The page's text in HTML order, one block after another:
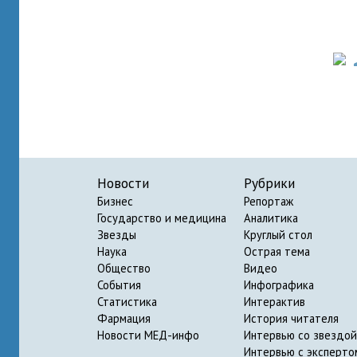
Новости
Бизнес
Государство и медицина
Звезды
Наука
Общество
События
Статистика
Фармация
Новости МЕД-инфо
Рубрики
Репортаж
Аналитика
Круглый стол
Острая тема
Видео
Инфографика
Интерактив
История читателя
Интервью со звездой
Интервью с